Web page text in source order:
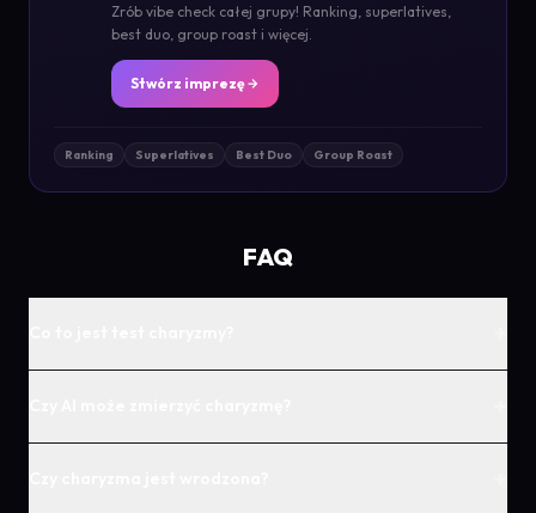
Zrób vibe check całej grupy! Ranking, superlatives,
best duo, group roast i więcej.
Stwórz imprezę
Ranking Superlatives Best Duo Group Roast
FAQ